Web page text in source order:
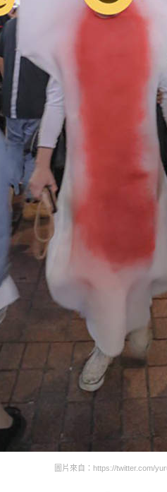
圖片來自：https://twitter.com/